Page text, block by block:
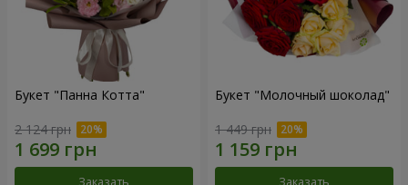
Букет "Панна Котта"
2 124 грн
Букет "Молочный шоколад"
1 449 грн